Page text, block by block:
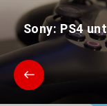
Sony: PS4